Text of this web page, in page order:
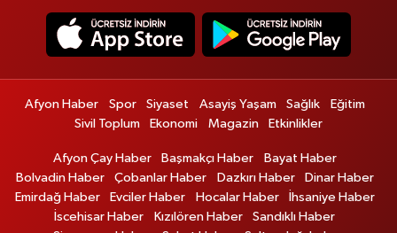
Afyon Haber Spor Siyaset Asayiş Yaşam Sağlık
Eğitim
Sivil Toplum
Ekonomi Magazin Etkinlikler
Afyon Çay Haber Başmakçı Haber
Bayat Haber
Bolvadin Haber
Çobanlar Haber Dazkırı Haber
Dinar Haber
Emirdağ Haber
Evciler Haber Hocalar Haber
İhsaniye Haber
İscehisar Haber
Kızılören Haber
Sandıklı Haber